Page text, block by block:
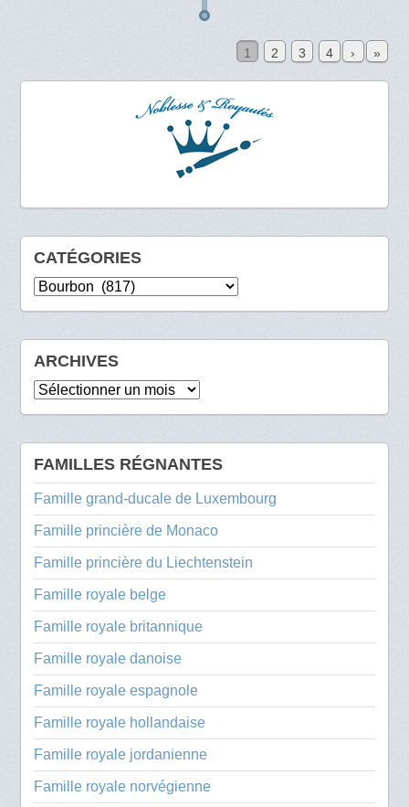
1 2 3 4 › »
CATÉGORIES
Catégories
ARCHIVES
Archives
FAMILLES RÉGNANTES
Famille grand-ducale de Luxembourg
Famille princière de Monaco
Famille princière du Liechtenstein
Famille royale belge
Famille royale britannique
Famille royale danoise
Famille royale espagnole
Famille royale hollandaise
Famille royale jordanienne
Famille royale norvégienne